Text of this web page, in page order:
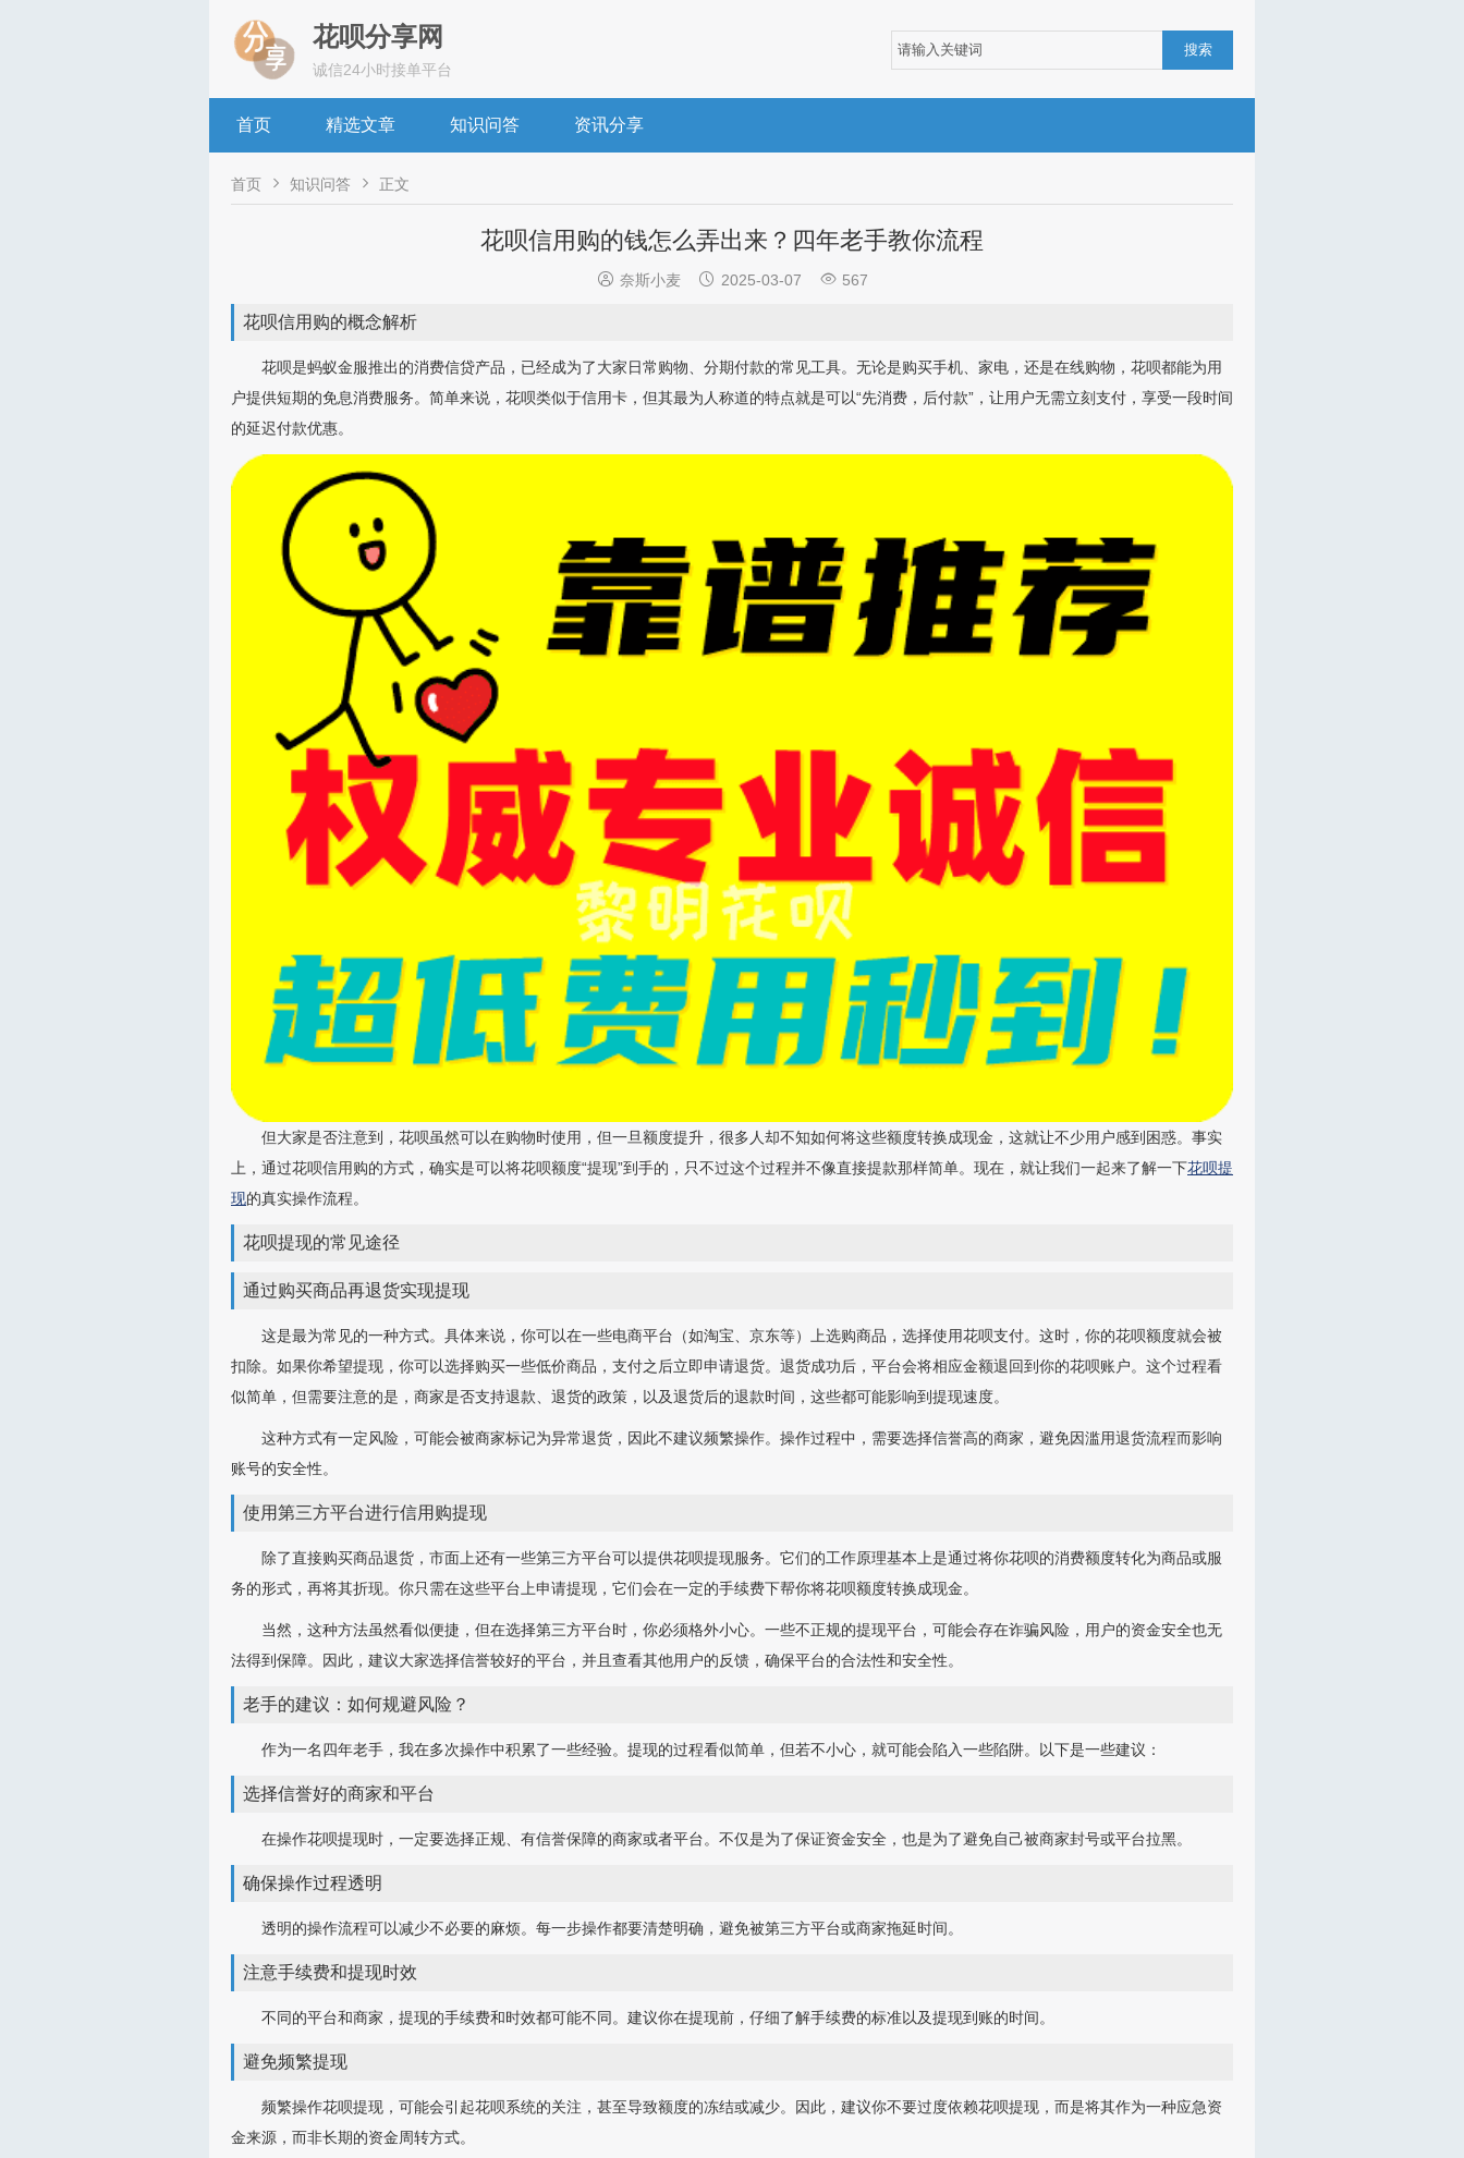
搜索
花呗分享网
诚信24小时接单平台
首页 精选文章 知识问答 资讯分享
首页  知识问答  正文
花呗信用购的钱怎么弄出来？四年老手教你流程
 奈斯小麦  2025-03-07  567
花呗信用购的概念解析
花呗是蚂蚁金服推出的消费信贷产品，已经成为了大家日常购物、分期付款的常见工具。无论是购买手机、家电，还是在线购物，花呗都能为用
户提供短期的免息消费服务。简单来说，花呗类似于信用卡，但其最为人称道的特点就是可以“先消费，后付款”，让用户无需立刻支付，享受一段时间
的延迟付款优惠。
但大家是否注意到，花呗虽然可以在购物时使用，但一旦额度提升，很多人却不知如何将这些额度转换成现金，这就让不少用户感到困惑。事实
上，通过花呗信用购的方式，确实是可以将花呗额度“提现”到手的，只不过这个过程并不像直接提款那样简单。现在，就让我们一起来了解一下花呗提
现的真实操作流程。
花呗提现的常见途径
通过购买商品再退货实现提现
这是最为常见的一种方式。具体来说，你可以在一些电商平台（如淘宝、京东等）上选购商品，选择使用花呗支付。这时，你的花呗额度就会被
扣除。如果你希望提现，你可以选择购买一些低价商品，支付之后立即申请退货。退货成功后，平台会将相应金额退回到你的花呗账户。这个过程看
似简单，但需要注意的是，商家是否支持退款、退货的政策，以及退货后的退款时间，这些都可能影响到提现速度。
这种方式有一定风险，可能会被商家标记为异常退货，因此不建议频繁操作。操作过程中，需要选择信誉高的商家，避免因滥用退货流程而影响
账号的安全性。
使用第三方平台进行信用购提现
除了直接购买商品退货，市面上还有一些第三方平台可以提供花呗提现服务。它们的工作原理基本上是通过将你花呗的消费额度转化为商品或服
务的形式，再将其折现。你只需在这些平台上申请提现，它们会在一定的手续费下帮你将花呗额度转换成现金。
当然，这种方法虽然看似便捷，但在选择第三方平台时，你必须格外小心。一些不正规的提现平台，可能会存在诈骗风险，用户的资金安全也无
法得到保障。因此，建议大家选择信誉较好的平台，并且查看其他用户的反馈，确保平台的合法性和安全性。
老手的建议：如何规避风险？
作为一名四年老手，我在多次操作中积累了一些经验。提现的过程看似简单，但若不小心，就可能会陷入一些陷阱。以下是一些建议：
选择信誉好的商家和平台
在操作花呗提现时，一定要选择正规、有信誉保障的商家或者平台。不仅是为了保证资金安全，也是为了避免自己被商家封号或平台拉黑。
确保操作过程透明
透明的操作流程可以减少不必要的麻烦。每一步操作都要清楚明确，避免被第三方平台或商家拖延时间。
注意手续费和提现时效
不同的平台和商家，提现的手续费和时效都可能不同。建议你在提现前，仔细了解手续费的标准以及提现到账的时间。
避免频繁提现
频繁操作花呗提现，可能会引起花呗系统的关注，甚至导致额度的冻结或减少。因此，建议你不要过度依赖花呗提现，而是将其作为一种应急资
金来源，而非长期的资金周转方式。